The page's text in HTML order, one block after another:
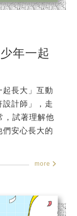
年一起
長大」互動
計師」，走
，試著理解他
安心長大的
more